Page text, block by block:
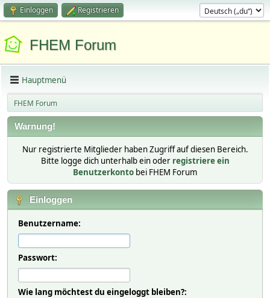
Einloggen Registrieren
FHEM Forum
Hauptmenü
FHEM Forum
Warnung!
Nur registrierte Mitglieder haben Zugriff auf diesen Bereich.
Bitte logge dich unterhalb ein oder registriere ein
Benutzerkonto bei FHEM Forum
Einloggen
Benutzername:
Passwort:
Wie lang möchtest du eingeloggt bleiben?: